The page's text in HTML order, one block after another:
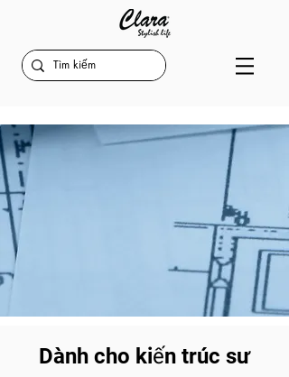
Dành cho kiến trúc sư